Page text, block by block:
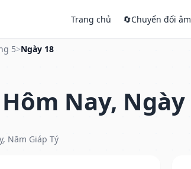
Trang chủ 🔄Chuyển đổi
5>Ngày 18
Nay,
Năm Giáp Tý